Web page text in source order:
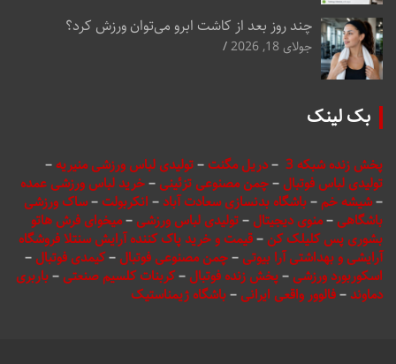
چند روز بعد از کاشت ابرو می‌توان ورزش کرد؟
جولای 18, 2026
بک لینک
پخش زنده شبکه 3 –دریل مگنت–تولیدی لباس ورزشی منیریه–
تولیدی لباس فوتبال –چمن مصنوعی تزئینی –خرید لباس ورزشی عمده
–شیشه خم–باشگاه بدنسازی سعادت آباد – انکربولت–ساک ورزشی
باشگاهی –منوی دیجیتال –تولیدی لباس ورزشی –میخوای فرش هاتو
بشوری پس کلیلک کن –قیمت و خرید پاک کننده آرایش سنتلا فروشگاه
آرایشی و بهداشتی آرا بیوتی –چمن مصنوعی فوتبال –کیمدی فوتبال –
اسکوربورد ورزشی –پخش زنده فوتبال –کربنات کلسیم صنعتی –باربری
دماوند–فالوور واقعی ایرانی –باشگاه ژیمناستیک